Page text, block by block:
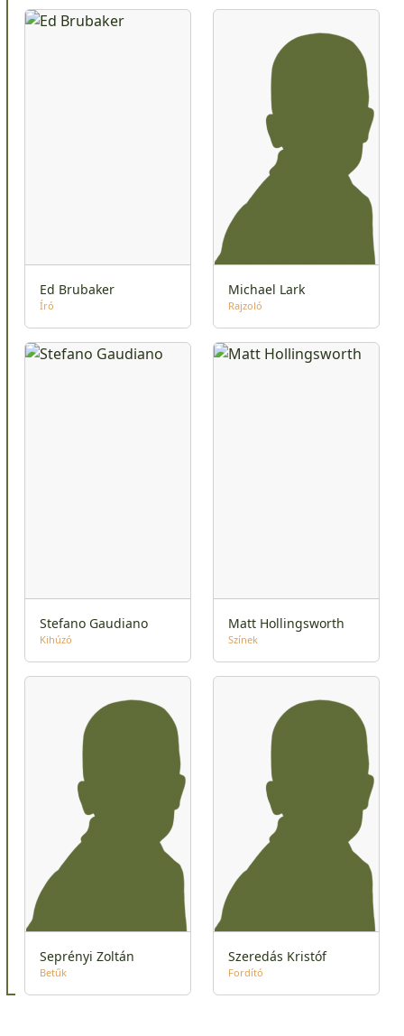
Ed Brubaker
Író
Michael Lark
Rajzoló
Stefano Gaudiano
Kihúzó
Matt Hollingsworth
Színek
Seprényi Zoltán
Betűk
Szeredás Kristóf
Fordító